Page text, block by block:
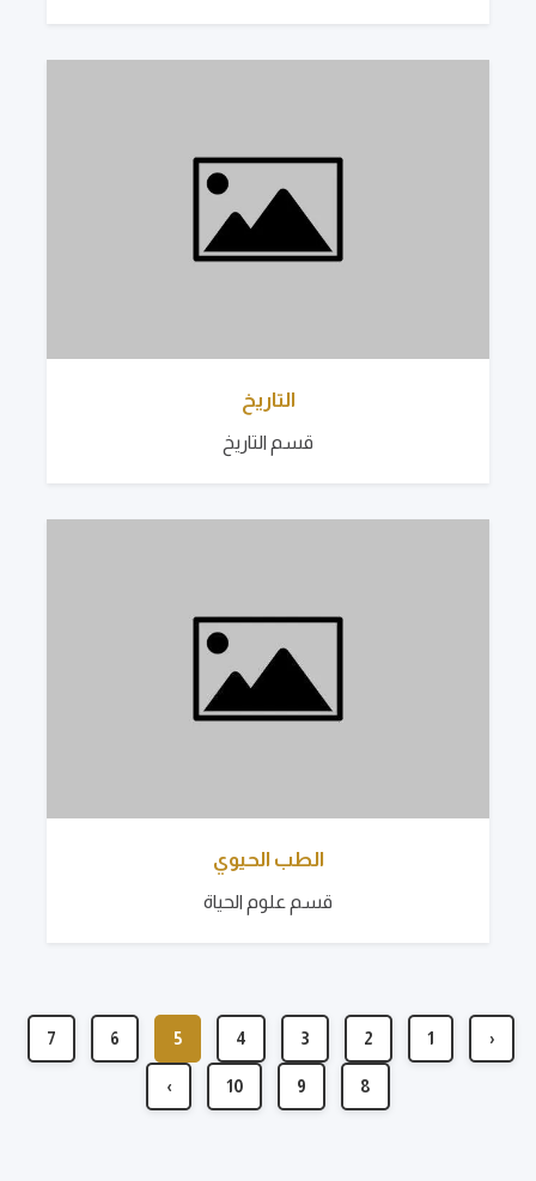
التاريخ
قسم التاريخ
الطب الحيوي
قسم علوم الحياة
‹
1
2
3
4
5
6
7
8
9
10
›